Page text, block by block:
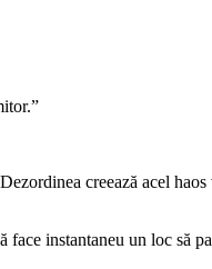
creează acel
instantaneu un loc să